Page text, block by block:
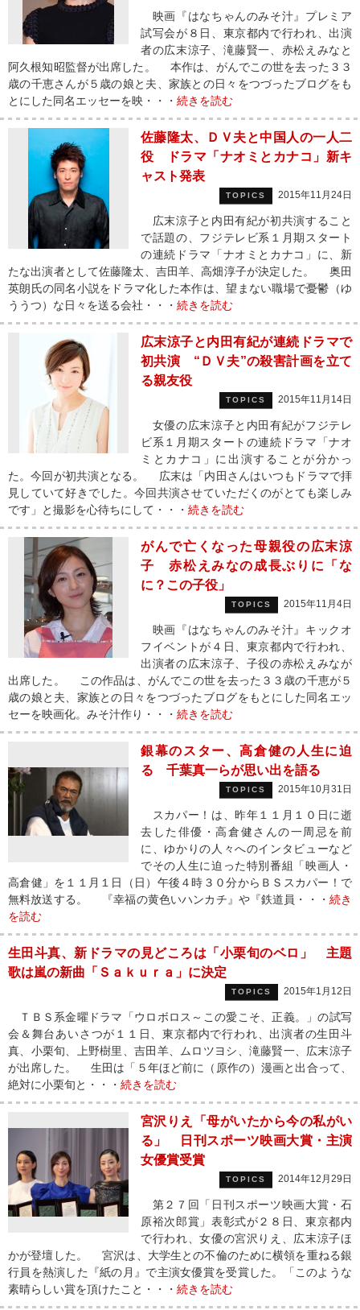
映画『はなちゃんのみそ汁』プレミア
試写会が８日、東京都内で行われ、出演
者の広末涼子、滝藤賢一、赤松えみなと
阿久根知昭監督が出席した。 本作は、がんでこの世を去った３３
歳の千恵さんが５歳の娘と夫、家族との日々をつづったブログをも
とにした同名エッセーを映・・・ 続きを読む
佐藤隆太、ＤＶ夫と中国人の一人二
役 ドラマ「ナオミとカナコ」新キ
ャスト発表
TOPICS 2015年11月24日
広末涼子と内田有紀が初共演すること
で話題の、フジテレビ系１月期スタート
の連続ドラマ「ナオミとカナコ」に、新
たな出演者として佐藤隆太、吉田羊、高畑淳子が決定した。 奥田
英朗氏の同名小説をドラマ化した本作は、望まない職場で憂鬱（ゆ
ううつ）な日々を送る会社・・・ 続きを読む
広末涼子と内田有紀が連続ドラマで
初共演 “ＤＶ夫”の殺害計画を立て
る親友役
TOPICS 2015年11月14日
女優の広末涼子と内田有紀がフジテレ
ビ系１月期スタートの連続ドラマ「ナオ
ミとカナコ」に出演することが分かっ
た。今回が初共演となる。 広末は「内田さんはいつもドラマで拝
見していて好きでした。今回共演させていただくのがとても楽しみ
です」と撮影を心待ちにして・・・ 続きを読む
がんで亡くなった母親役の広末涼
子 赤松えみなの成長ぶりに「な
に？この子役」
TOPICS 2015年11月4日
映画『はなちゃんのみそ汁』キックオ
フイベントが４日、東京都内で行われ、
出演者の広末涼子、子役の赤松えみなが
出席した。 この作品は、がんでこの世を去った３３歳の千恵が５
歳の娘と夫、家族との日々をつづったブログをもとにした同名エッ
セーを映画化。みそ汁作り・・・ 続きを読む
銀幕のスター、高倉健の人生に迫
る 千葉真一らが思い出を語る
TOPICS 2015年10月31日
スカパー！は、昨年１１月１０日に逝
去した俳優・高倉健さんの一周忌を前
に、ゆかりの人々へのインタビューなど
でその人生に迫った特別番組「映画人・
高倉健」を１１月１日（日）午後４時３０分からＢＳスカパー！で
無料放送する。 『幸福の黄色いハンカチ』や『鉄道員・・・ 続き
を読む
生田斗真、新ドラマの見どころは「小栗旬のベロ」 主題
歌は嵐の新曲「Ｓａｋｕｒａ」に決定
TOPICS 2015年1月12日
ＴＢＳ系金曜ドラマ「ウロボロス～この愛こそ、正義。」の試写
会＆舞台あいさつが１１日、東京都内で行われ、出演者の生田斗
真、小栗旬、上野樹里、吉田羊、ムロツヨシ、滝藤賢一、広末涼子
が出席した。 生田は「５年ほど前に（原作の）漫画と出合って、
絶対に小栗旬と・・・ 続きを読む
宮沢りえ「母がいたから今の私がい
る」 日刊スポーツ映画大賞・主演
女優賞受賞
TOPICS 2014年12月29日
第２７回「日刊スポーツ映画大賞・石
原裕次郎賞」表彰式が２８日、東京都内
で行われ、女優の宮沢りえ、広末涼子ほ
かが登壇した。 宮沢は、大学生との不倫のために横領を重ねる銀
行員を熱演した『紙の月』で主演女優賞を受賞した。「このような
素晴らしい賞を頂けたこと・・・ 続きを読む